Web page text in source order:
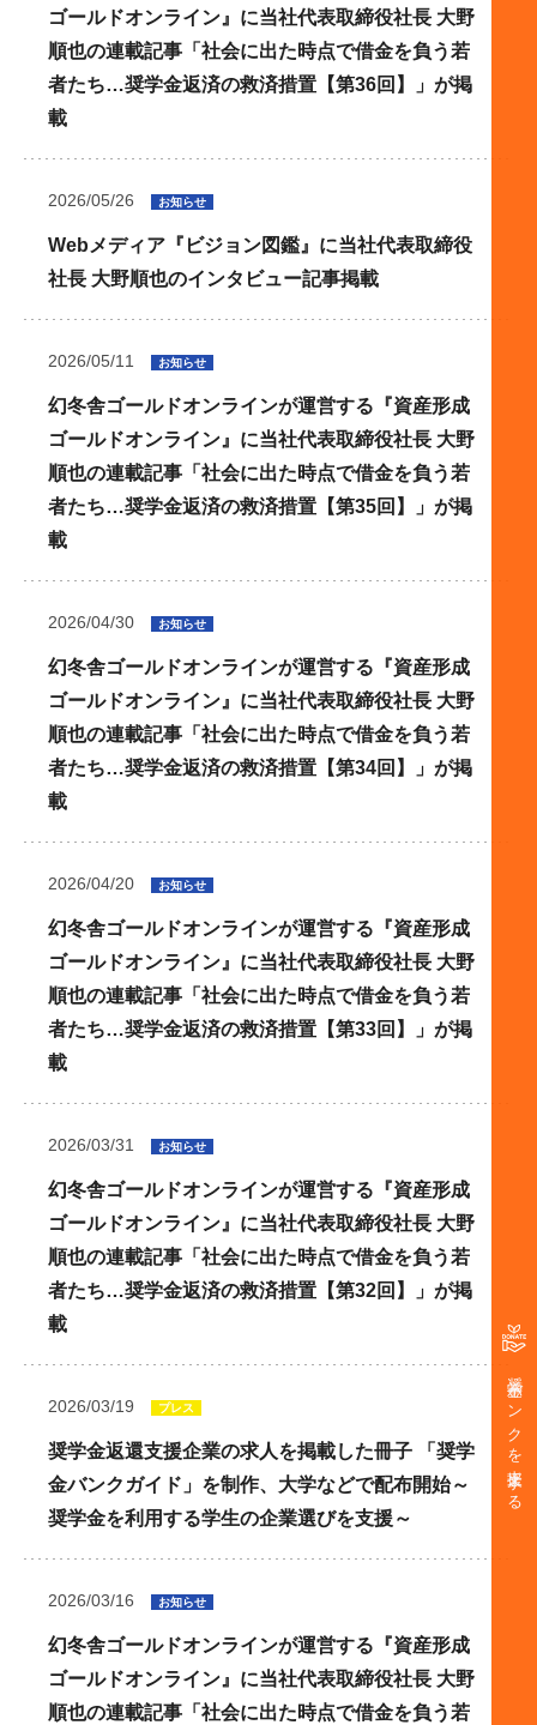
奨学金バンクを支援する
ゴールドオンライン』に当社代表取締役社長 大野
順也の連載記事「社会に出た時点で借金を負う若
者たち…奨学金返済の救済措置【第36回】」が掲
載
2026/05/26 お知らせ
Webメディア『ビジョン図鑑』に当社代表取締役
社長 大野順也のインタビュー記事掲載
2026/05/11 お知らせ
幻冬舎ゴールドオンラインが運営する『資産形成
ゴールドオンライン』に当社代表取締役社長 大野
順也の連載記事「社会に出た時点で借金を負う若
者たち…奨学金返済の救済措置【第35回】」が掲
載
2026/04/30 お知らせ
幻冬舎ゴールドオンラインが運営する『資産形成
ゴールドオンライン』に当社代表取締役社長 大野
順也の連載記事「社会に出た時点で借金を負う若
者たち…奨学金返済の救済措置【第34回】」が掲
載
2026/04/20 お知らせ
幻冬舎ゴールドオンラインが運営する『資産形成
ゴールドオンライン』に当社代表取締役社長 大野
順也の連載記事「社会に出た時点で借金を負う若
者たち…奨学金返済の救済措置【第33回】」が掲
載
2026/03/31 お知らせ
幻冬舎ゴールドオンラインが運営する『資産形成
ゴールドオンライン』に当社代表取締役社長 大野
順也の連載記事「社会に出た時点で借金を負う若
者たち…奨学金返済の救済措置【第32回】」が掲
載
2026/03/19 プレス
奨学金返還支援企業の求人を掲載した冊子 「奨学
金バンクガイド」を制作、大学などで配布開始～
奨学金を利用する学生の企業選びを支援～
2026/03/16 お知らせ
幻冬舎ゴールドオンラインが運営する『資産形成
ゴールドオンライン』に当社代表取締役社長 大野
順也の連載記事「社会に出た時点で借金を負う若